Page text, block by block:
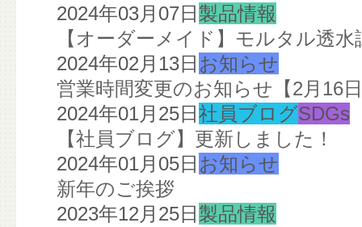
2024年03月07日 製品情報
【オーダーメイド】モルタル透
2024年02月13日 お知らせ
営業時間変更のお知らせ【2月16
2024年01月25日 社員ブログSDGs
【社員ブログ】更新しました！
2024年01月05日 お知らせ
新年のご挨拶
2023年12月25日 製品情報